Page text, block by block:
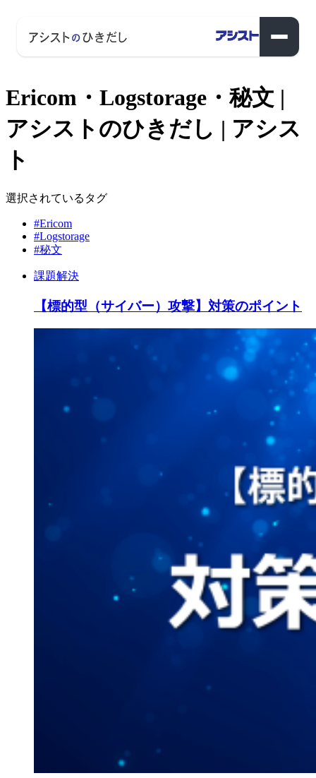
Ericom・Logstorage・秘文 |
アシストのひきだし | アシス
ト
選択されているタグ
#Ericom
#Logstorage
#秘文
課題解決
【標的型（サイバー）攻撃】対策のポイント